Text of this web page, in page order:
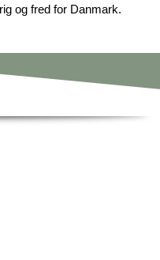
og fred for Danmark.